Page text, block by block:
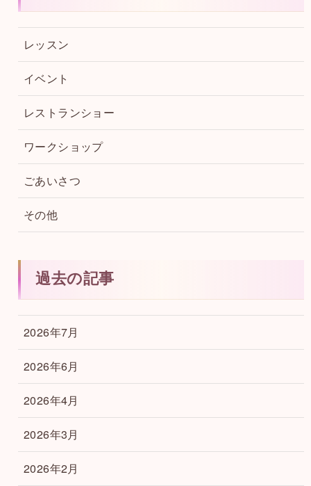
レッスン
イベント
レストランショー
ワークショップ
ごあいさつ
その他
過去の記事
2026年7月
2026年6月
2026年4月
2026年3月
2026年2月